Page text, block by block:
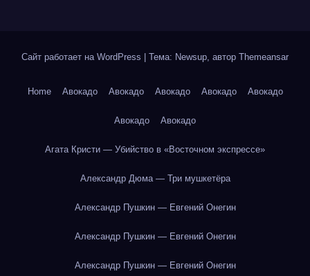
Сайт работает на WordPress Тема: Newsup, автор Themeansar
Home Авокадо Авокадо Авокадо Авокадо Авокадо
Авокадо Авокадо
Агата Кристи — Убийство в «Восточном экспрессе»
Александр Дюма — Три мушкетёра
Александр Пушкин — Евгений Онегин
Александр Пушкин — Евгений Онегин
Александр Пушкин — Евгений Онегин